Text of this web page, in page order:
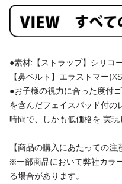
●素材:【ストラップ】シリコ
【鼻ベルト】エラストマー
●お子様の視力に合った度付
を含んだフェイスパッド付の
時間で、しかも低価格を 実現
【商品の購入にあたっての注
※一部商品において弊社カラ
る場合があります。